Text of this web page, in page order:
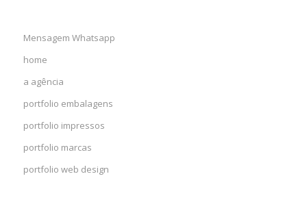
Mensagem Whatsapp
home
a agência
portfolio embalagens
portfolio impressos
portfolio marcas
portfolio web design